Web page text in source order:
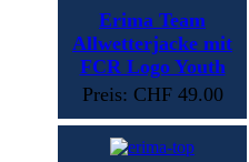
Erima Team
Allwetterjacke mit
FCR Logo Youth
Preis: CHF 49.00